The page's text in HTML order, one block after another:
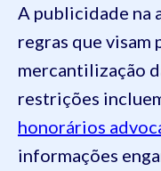
A publicidade na
regras que visam
mercantilização
restrições
honorários
informações